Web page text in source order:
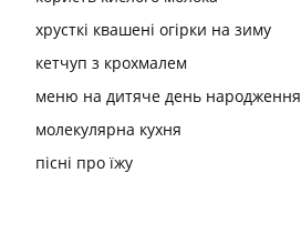
хрусткі квашені огірки на зиму
кетчуп з крохмалем
меню на дитяче день народження
молекулярна кухня
пісні про їжу